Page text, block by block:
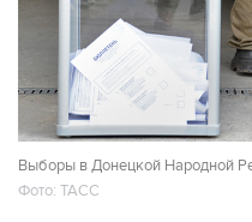
Выборы в Донецкой Народной
Фото: ТАСС